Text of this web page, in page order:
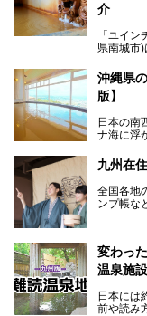
介
「ユイ
県南城市)
位を獲得
ァンが訪
ンに注目
魅力を徹
沖縄県
版】
日本の南
ナ海に浮
ずの豊か
けてやま
そんな沖
と同時に
九州在
全国各地
ンプ帳な
な方なら
変わっ
温泉施
日本には
前や読み